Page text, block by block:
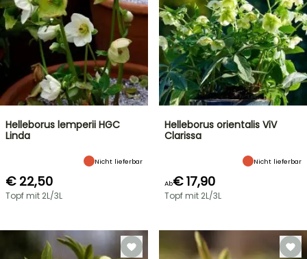
Helleborus lemperii HGC
Linda
Nicht lieferbar
€ 22,50
Topf mit 2L/3L
Helleborus orientalis ViV
Clarissa
Nicht lieferbar
Ab€ 17,90
Topf mit 2L/3L